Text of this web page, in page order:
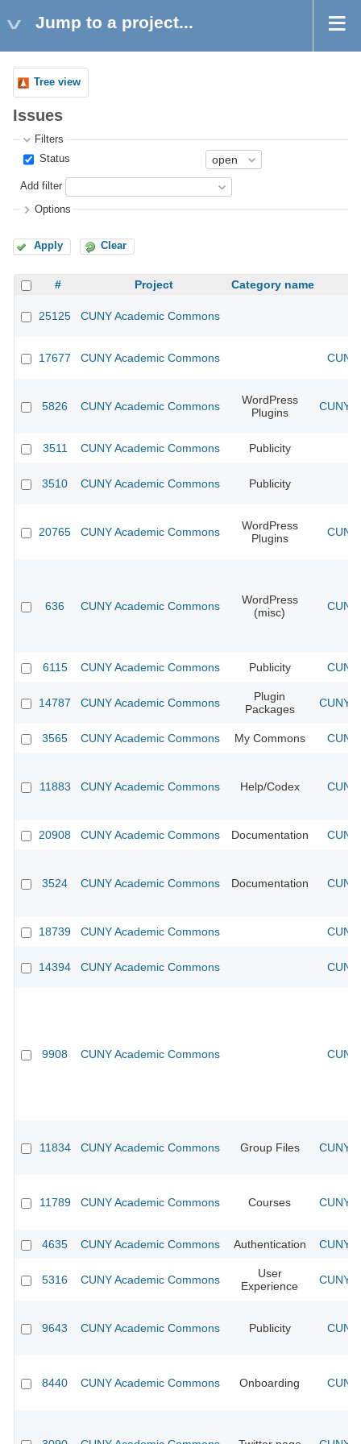
Jump to a project...
Tree view
Issues
Filters
Status
Add filter
Options
Apply Clear
# Project Category name
25125 CUNY Academic Commons
17677 CUNY Academic Commons
5826 CUNY Academic Commons
WordPress
Plugins
CUNY
3511 CUNY Academic Commons Publicity
3510 CUNY Academic Commons Publicity
20765 CUNY Academic Commons
WordPress
Plugins
636 CUNY Academic Commons
WordPress
(misc)
6115 CUNY Academic Commons Publicity
14787 CUNY Academic Commons
Plugin
Packages
CUNY
3565 CUNY Academic Commons My Commons
11883 CUNY Academic Commons Help/Codex
20908 CUNY Academic Commons Documentation
3524 CUNY Academic Commons Documentation
18739 CUNY Academic Commons
14394 CUNY Academic Commons
9908 CUNY Academic Commons
11834 CUNY Academic Commons Group Files CUNY
11789 CUNY Academic Commons Courses CUNY
4635 CUNY Academic Commons Authentication CUNY
5316 CUNY Academic Commons
User
Experience
CUNY
9643 CUNY Academic Commons Publicity
8440 CUNY Academic Commons Onboarding